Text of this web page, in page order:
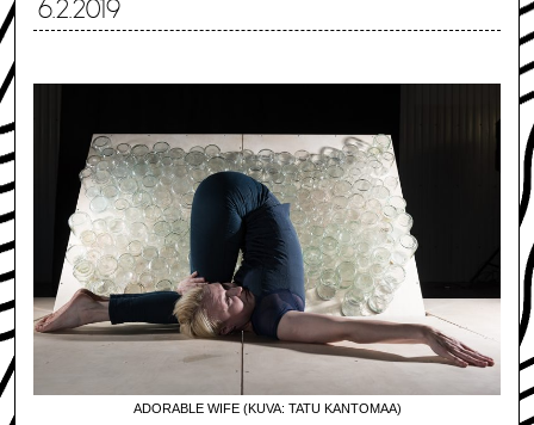
6.2.2019
ADORABLE WIFE (KUVA: TATU KANTOMAA)